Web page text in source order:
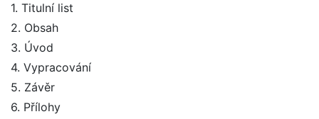
1. Titulní list
2. Obsah
3. Úvod
4. Vypracování
5. Závěr
6. Přílohy